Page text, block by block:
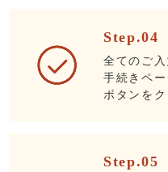
Step.04
全てのご
手続きペ
ボタンを
Step.05